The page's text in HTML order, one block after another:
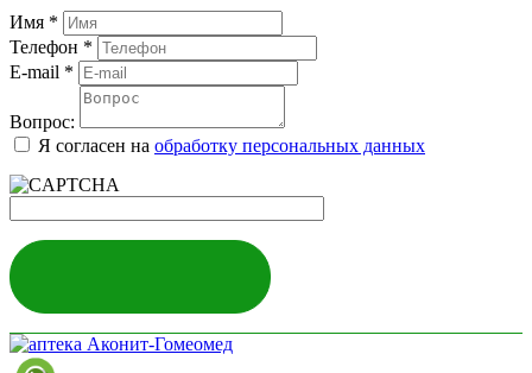
Имя *
Телефон *
E-mail *
Вопрос:
Я согласен на обработку персональных данных